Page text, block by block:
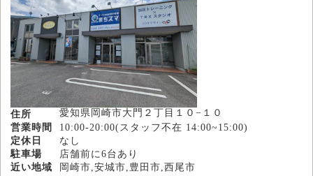
住所
愛知県岡崎市大門２丁目１０−１０
営業時間
10:00-20:00(スタッフ不在 14:00~15:00)
定休日
なし
駐車場
店舗前に6台あり
近い地域
岡崎市,安城市,豊田市,西尾市